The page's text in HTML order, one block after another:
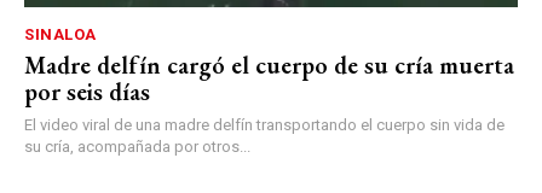
SINALOA
Madre delfín cargó el cuerpo de su cría muerta
por seis días
El video viral de una madre delfín transportando el cuerpo sin vida de
su cría, acompañada por otros...